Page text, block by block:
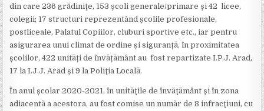
din care 236 grădiniţe, 153 şcoli generale/primare şi 42 licee,
colegii; 17 structuri reprezentând școlile profesionale,
postliceale, Palatul Copiilor, cluburi sportive etc., iar pentru
asigurarea unui climat de ordine și siguranță, în proximitatea
școlilor, 422 unități de învățământ au fost repartizate I.P.J. Arad,
17 la I.J.J. Arad și 9 la Poliţia Locală.
În anul școlar 2020-2021, în unităţile de învăţământ şi în zona
adiacentă a acestora, au fost comise un număr de 8 infracţiuni, cu